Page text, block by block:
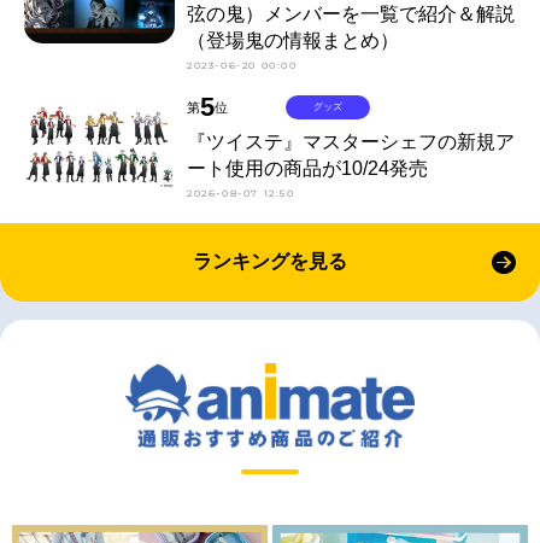
弦の鬼）メンバーを一覧で紹介＆解説
（登場鬼の情報まとめ）
2023-06-20 00:00
第5位
『ツイステ』マスターシェフの新規ア
ート使用の商品が10/24発売
2026-08-07 12:50
グッズ
ランキングを見る